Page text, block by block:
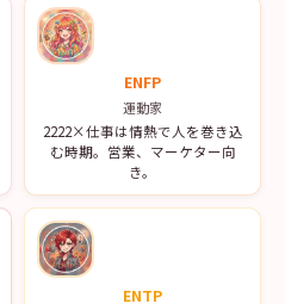
ENFP
運動家
2222×仕事は情熱で人を巻き込
む時期。営業、マーケター向
き。
ENTP